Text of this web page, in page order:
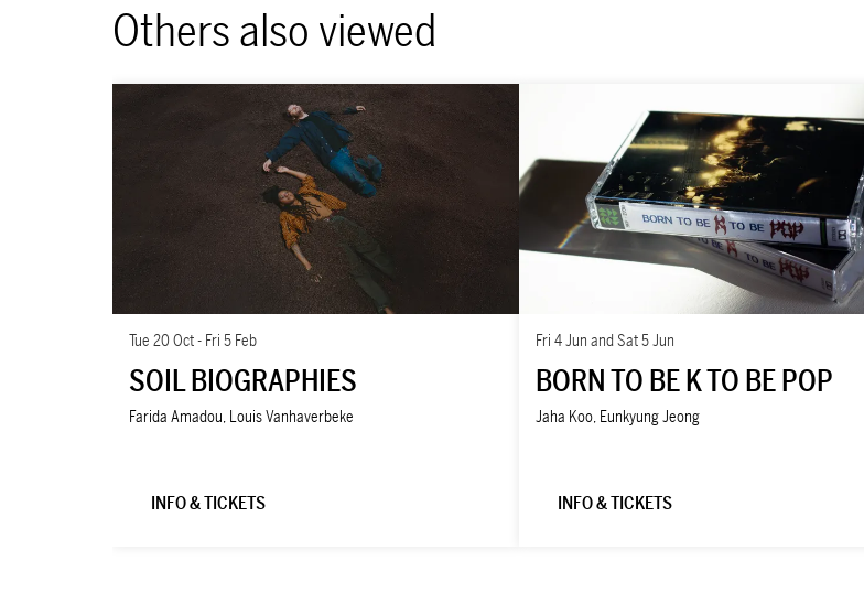
Others also viewed
SOIL BIOGRAPHIES
Farida Amadou, Louis Vanhaverbeke
Tue 20 Oct- Fri 5 Feb
INFO & TICKETS
BORN TO BE K TO BE POP
Jaha Koo, Eunkyung Jeong
Fri 4 JunandSat 5 Jun
INFO & TICKETS